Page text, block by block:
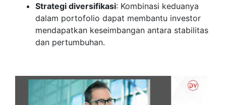
Strategi diversifikasi: Kombinasi keduanya
dalam portofolio dapat membantu investor
mendapatkan keseimbangan antara stabilitas
dan pertumbuhan.